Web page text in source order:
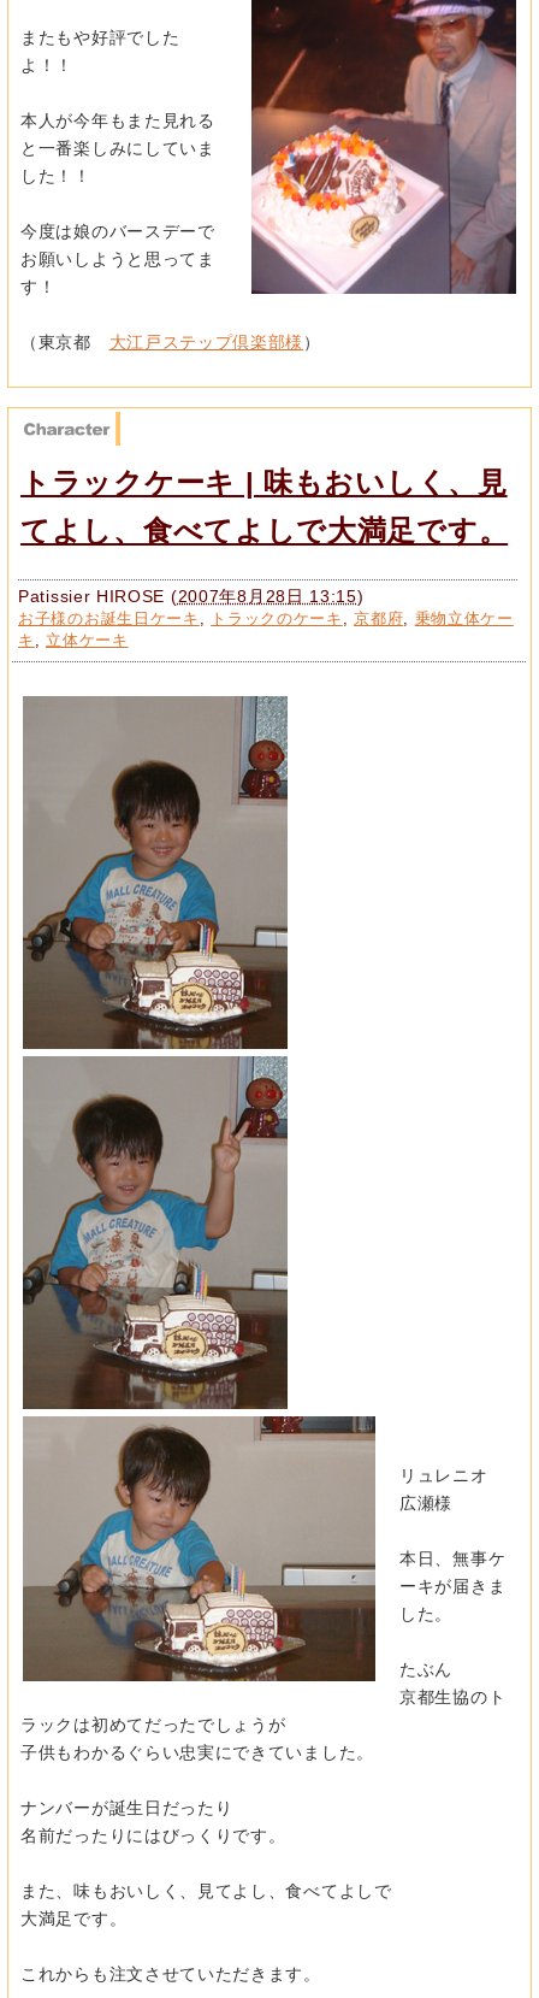
またもや好評でした
よ！！
本人が今年もまた見れる
と一番楽しみにしていま
した！！
今度は娘のバースデーで
お願いしようと思ってま
す！
（東京都 大江戸ステップ倶楽部様 ）
トラックケーキ | 味もおいしく、見
てよし、食べてよしで大満足です。
Patissier HIROSE (2007年8月28日 13:15)
お子様のお誕生日ケーキ トラックのケーキ ,京都府
乗物立体ケー
キ
立体ケーキ
リュレニオ
広瀬様
本日、無事ケ
ーキが届きま
した。
たぶん
京都生協のト
ラックは初めてだったでしょうが
子供もわかるぐらい忠実にできていました。
ナンバーが誕生日だったり
名前だったりにはびっくりです。
また、味もおいしく、見てよし、食べてよしで
大満足です。
これからも注文させていただきます。